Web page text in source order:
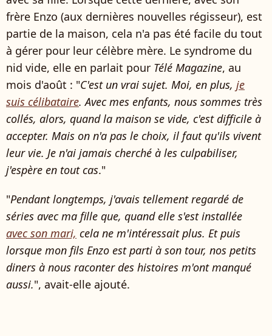
frère Enzo (aux dernières nouvelles régisseur), est
partie de la maison, cela n'a pas été facile du tout
à gérer pour leur célèbre mère. Le syndrome du
nid vide, elle en parlait pour Télé Magazine, au
mois d'août : "C'est un vrai sujet. Moi, en plus, je
suis célibataire. Avec mes enfants, nous sommes très
collés, alors, quand la maison se vide, c'est difficile à
accepter. Mais on n'a pas le choix, il faut qu'ils vivent
leur vie. Je n'ai jamais cherché à les culpabiliser,
j'espère en tout cas."
"Pendant longtemps, j'avais tellement regardé de
séries avec ma fille que, quand elle s'est installée
avec son mari, cela ne m'intéressait plus. Et puis
lorsque mon fils Enzo est parti à son tour, nos petits
diners à nous raconter des histoires m'ont manqué
aussi.", avait-elle ajouté.